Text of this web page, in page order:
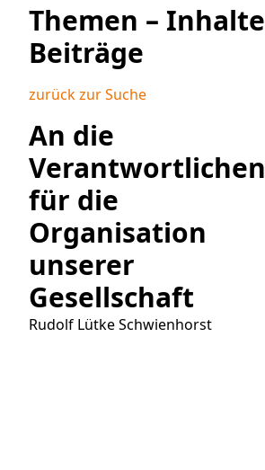
Themen –
Beiträge
zurück zur Suche
An die
Verantwortlichen
für die
Organisation
unserer
Gesellschaft
Rudolf Lütke Schwienhorst